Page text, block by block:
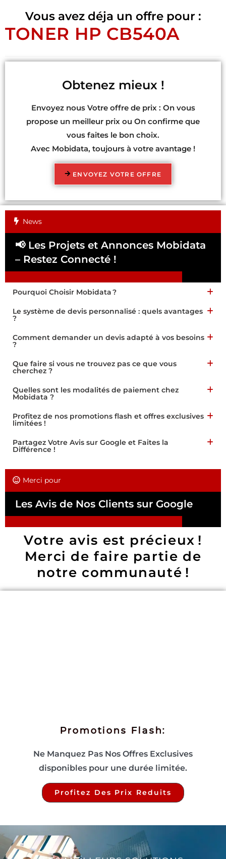
Vous avez déja un offre pour :
TONER HP CB540A
Obtenez mieux !
Envoyez nous Votre offre de prix : On vous
propose un meilleur prix ou On confirme que
vous faites le bon choix.
Avec Mobidata, toujours à votre avantage !
ENVOYEZ VOTRE OFFRE
News
📢 Les Projets et Annonces Mobidata
– Restez Connecté !
Pourquoi Choisir Mobidata ?
Le système de devis personnalisé : quels avantages
?
Comment demander un devis adapté à vos besoins
?
Que faire si vous ne trouvez pas ce que vous
cherchez ?
Quelles sont les modalités de paiement chez
Mobidata ?
Profitez de nos promotions flash et offres exclusives
limitées !
Partagez Votre Avis sur Google et Faites la
Différence !
Merci pour
Les Avis de Nos Clients sur Google
Votre avis est précieux !
Merci de faire partie de
notre communauté !
Promotions Flash:
Ne Manquez Pas Nos Offres Exclusives
disponibles pour une durée limitée.
Profitez Des Prix Reduits